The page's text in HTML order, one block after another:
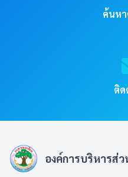
ค้นห
ติด
องค์การบริหารส่